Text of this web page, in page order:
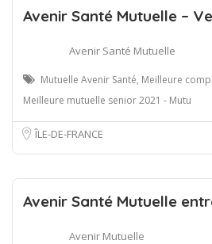
Avenir Santé Mutuelle –
Avenir Santé Mutuelle
Mutuelle Avenir Santé, Meilleure
Meilleure mutuelle senior 2021 - Mutu
ÎLE-DE-FRANCE
Avenir Santé Mutuelle
Avenir Mutuelle